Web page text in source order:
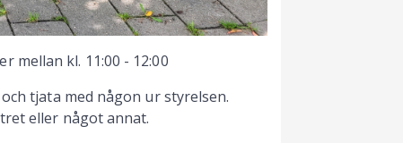
mellan kl. 11:00 - 12:00
tjata med någon ur styrelsen.
eller något annat.